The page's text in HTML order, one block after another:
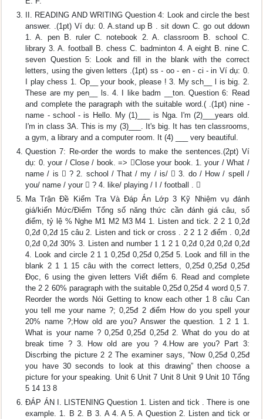
II. READING AND WRITING Question 4: Look and circle the best
answer. .(1pt) Ví dụ: 0. A.stand up B . sit down C. go out ddown
1. A. pen B. ruler C. notebook 2. A. classroom B. school C.
library 3. A. football B. chess C. badminton 4. A eight B. nine C.
seven Question 5: Look and fill in the blank with the correct
letters, using the given letters .(1pt) ss - oo - en - ci - in Ví dụ: 0.
I play chess 1. Op__ your book, please ! 3. My sch__ l is big. 2.
These are my pen__ ls. 4. I like badm __ton. Question 6: Read
and complete the paragraph with the suitable word.( .(1pt) nine -
name - school - is Hello. My (1)___ is Nga. I'm (2)___years old.
I'm in class 3A. This is my (3)___. It's big. It has ten classrooms,
a gym, a library and a computer room. It (4) ___ very beautiful.
Question 7: Re-order the words to make the sentences.(2pt) Ví
dụ: 0. your / Close / book. => Close your book. 1. your / What /
name / is  ? 2. school / That / my / is/  3. do / How / spell /
you/ name / your  ? 4. like/ playing / I / football . 
Ma Trận Đề Kiểm Tra Và Đáp Án Lớp 3 Kỹ Nhiệm vụ đánh
giá/kiến Mức/Điểm Tổng số năng thức cần đánh giá câu, số
điểm, tỷ lệ % Nghe M1 M2 M3 M4 1. Listen and tick. 2 2 1 0,2đ
0,2đ 0,2đ 15 câu 2. Listen and tick or cross . 2 2 1 2 điểm . 0,2đ
0,2đ 0,2đ 30% 3. Listen and number 1 1 2 1 0,2đ 0,2đ 0,2đ 0,2đ
4. Look and circle 2 1 1 0,25đ 0,25đ 0,25đ 5. Look and fill in the
blank 2 1 1 15 câu with the correct letters, 0,25đ 0,25đ 0,25đ
Đọc, 6 using the given letters Viết điểm 6. Read and complete
the 2 2 60% paragraph with the suitable 0,25đ 0,25đ 4 word 0,5 7.
Reorder the words Nói Getting to know each other 1 8 câu Can
you tell me your name ?; 0,25đ 2 điểm How do you spell your
20% name ?;How old are you? Answer the question. 1 2 1 1.
What is your name ? 0,25đ 0,25đ 0,25đ 2. What do you do at
break time ? 3. How old are you ? 4.How are you? Part 3:
Discrbing the picture 2 2 The examiner says, “Now 0,25đ 0,25đ
you have 30 seconds to look at this drawing” then choose a
picture for your speaking. Unit 6 Unit 7 Unit 8 Unit 9 Unit 10 Tổng
5 14 13 8
ĐÁP ÁN I. LISTENING Question 1. Listen and tick . There is one
example. 1. B 2. B 3. A 4. A 5. A Question 2. Listen and tick or